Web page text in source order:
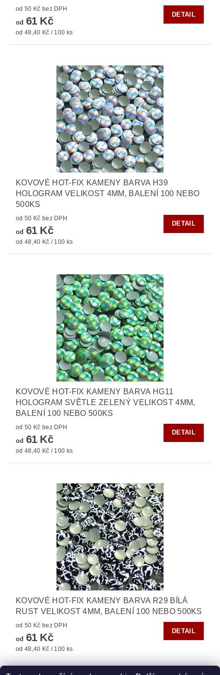
od 50 Kč bez DPH
od 61 Kč
od 48,40 Kč / 100 ks
DETAIL
KOVOVÉ HOT-FIX KAMENY BARVA H39
HOLOGRAM VELIKOST 4MM, BALENÍ 100 NEBO
500KS
od 50 Kč bez DPH
od 61 Kč
od 48,40 Kč / 100 ks
DETAIL
KOVOVÉ HOT-FIX KAMENY BARVA HG11
HOLOGRAM SVĚTLE ZELENÝ VELIKOST 4MM,
BALENÍ 100 NEBO 500KS
od 50 Kč bez DPH
od 61 Kč
od 48,40 Kč / 100 ks
DETAIL
KOVOVÉ HOT-FIX KAMENY BARVA R29 BÍLÁ
RUST VELIKOST 4MM, BALENÍ 100 NEBO 500KS
od 50 Kč bez DPH
od 61 Kč
od 48,40 Kč / 100 ks
DETAIL